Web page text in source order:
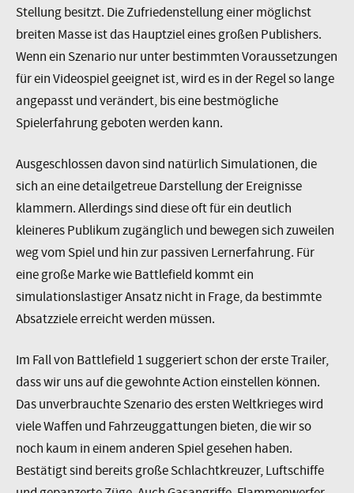
Stellung besitzt. Die Zufriedenstellung einer möglichst
breiten Masse ist das Hauptziel eines großen Publishers.
Wenn ein Szenario nur unter bestimmten Voraussetzungen
für ein Videospiel geeignet ist, wird es in der Regel so lange
angepasst und verändert, bis eine bestmögliche
Spielerfahrung geboten werden kann.
Ausgeschlossen davon sind natürlich Simulationen, die
sich an eine detailgetreue Darstellung der Ereignisse
klammern. Allerdings sind diese oft für ein deutlich
kleineres Publikum zugänglich und bewegen sich zuweilen
weg vom Spiel und hin zur passiven Lernerfahrung. Für
eine große Marke wie Battlefield kommt ein
simulationslastiger Ansatz nicht in Frage, da bestimmte
Absatzziele erreicht werden müssen.
Im Fall von Battlefield 1 suggeriert schon der erste Trailer,
dass wir uns auf die gewohnte Action einstellen können.
Das unverbrauchte Szenario des ersten Weltkrieges wird
viele Waffen und Fahrzeuggattungen bieten, die wir so
noch kaum in einem anderen Spiel gesehen haben.
Bestätigt sind bereits große Schlachtkreuzer, Luftschiffe